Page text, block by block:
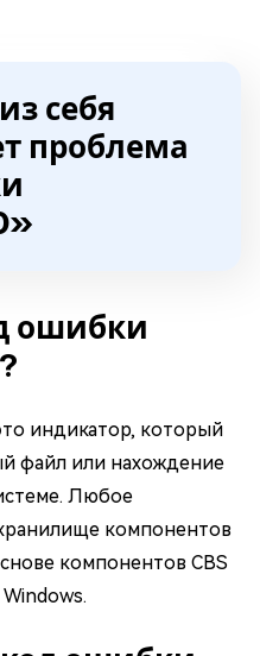
себя
проблема
ошибки
индикатор, который
файл или нахождение
Любое
компонентов
компонентов CBS